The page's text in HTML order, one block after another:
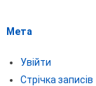
Мета
Увійти
Стрічка записів